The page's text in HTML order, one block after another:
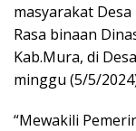
masyarakat
Rasa binaan
Kab.Mura, di
minggu (5/5/
“Mewakili